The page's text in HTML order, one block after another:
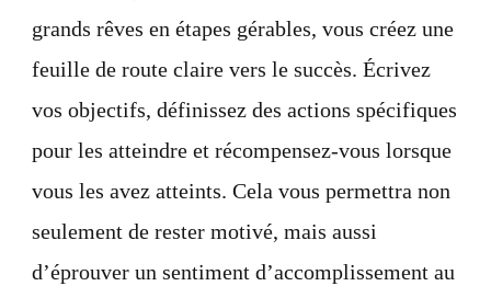
grands rêves en étapes gérables, vous créez une
feuille de route claire vers le succès. Écrivez
vos objectifs, définissez des actions spécifiques
pour les atteindre et récompensez-vous lorsque
vous les avez atteints. Cela vous permettra non
seulement de rester motivé, mais aussi
d’éprouver un sentiment d’accomplissement au